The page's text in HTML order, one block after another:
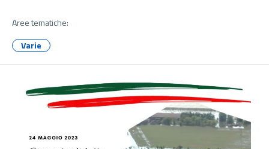
Aree tematiche:
Varie